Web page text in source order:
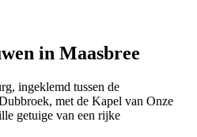
in Maasbree
ingeklemd tussen de
met de Kapel van Onze
getuige van een rijke